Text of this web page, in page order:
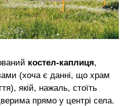
костел-каплиця,
(хоча є данні, що храм
якій, нажаль, стоїть
прямо у центрі села.